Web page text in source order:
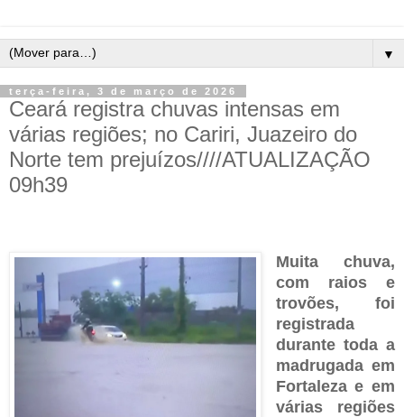
▼
terça-feira, 3 de março de 2026
Ceará registra chuvas intensas em
várias regiões; no Cariri, Juazeiro do
Norte tem prejuízos////ATUALIZAÇÃO
09h39
Muita chuva,
com raios e
trovões, foi
registrada
durante toda a
madrugada em
Fortaleza e em
várias regiões